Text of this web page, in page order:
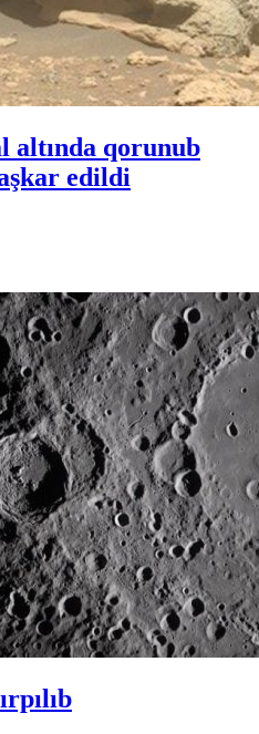
altında qorunub
edildi